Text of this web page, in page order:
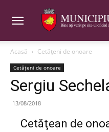
Acasă Cetăţeni de onoare
Cetăţeni de onoare
Sergiu
13/08/2018
Cetăţean de